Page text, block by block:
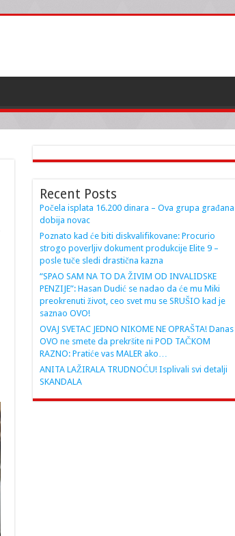
Recent Posts
Počela isplata 16.200 dinara – Ova grupa građana
dobija novac
Poznato kad će biti diskvalifikovane: Procurio
strogo poverljiv dokument produkcije Elite 9 –
posle tuče sledi drastična kazna
“SPAO SAM NA TO DA ŽIVIM OD INVALIDSKE
PENZIJE”: Hasan Dudić se nadao da će mu Miki
preokrenuti život, ceo svet mu se SRUŠIO kad je
saznao OVO!
OVAJ SVETAC JEDNO NIKOME NE OPRAŠTA! Danas
OVO ne smete da prekršite ni POD TAČKOM
RAZNO: Pratiće vas MALER ako…
ANITA LAŽIRALA TRUDNOĆU! Isplivali svi detalji
SKANDALA